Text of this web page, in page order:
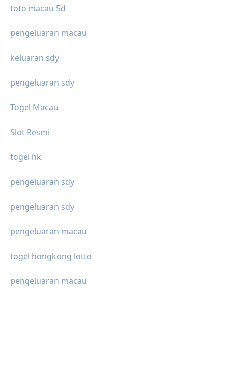
toto macau 5d
pengeluaran macau
keluaran sdy
pengeluaran sdy
Togel Macau
Slot Resmi
togel hk
pengeluaran sdy
pengeluaran sdy
pengeluaran macau
togel hongkong lotto
pengeluaran macau